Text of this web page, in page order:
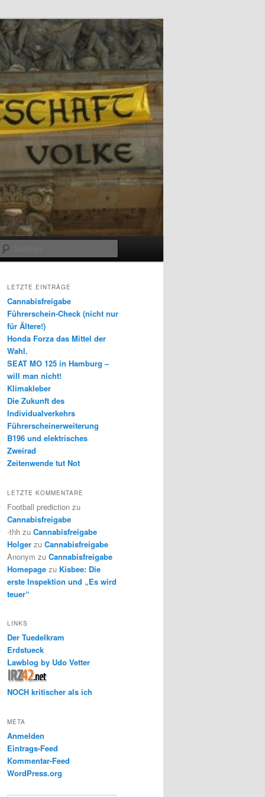
LETZTE EINTRÄGE
Cannabisfreigabe
Führerschein-Check (nicht nur
für Ältere!)
Honda Forza das Mittel der
Wahl.
SEAT MO 125 in Hamburg –
will man nicht!
Klimakleber
Die Zukunft des
Individualverkehrs
Führerscheinerweiterung
B196 und elektrisches
Zweirad
Zeitenwende tut Not
LETZTE KOMMENTARE
Football prediction zu
Cannabisfreigabe
-thh zu Cannabisfreigabe
Holger zu Cannabisfreigabe
Anonym zu Cannabisfreigabe
Homepage zu Kisbee: Die
erste Inspektion und „Es wird
teuer“
LINKS
Der Tuedelkram
Erdstueck
Lawblog by Udo Vetter
NOCH kritischer als ich
META
Anmelden
Eintrags-Feed
Kommentar-Feed
WordPress.org